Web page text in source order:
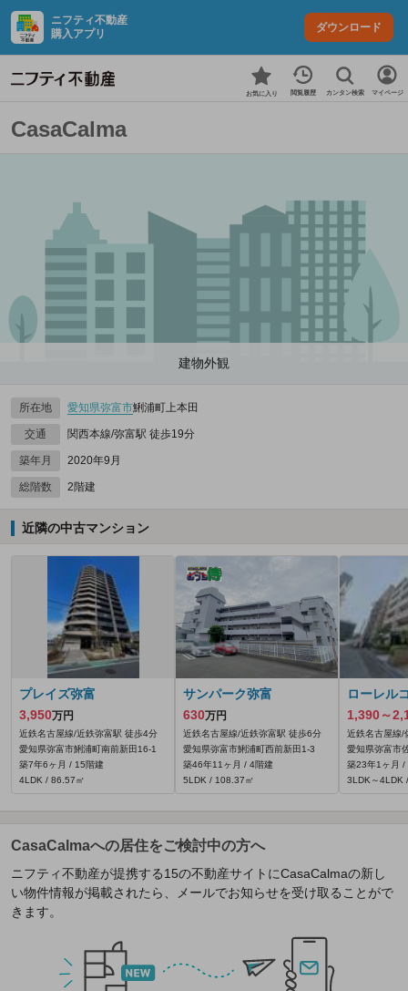
ニフティ不動産
購入アプリ
ダウンロード
お気に入り 閲覧履歴 カンタン検索 マイページ
CasaCalma
建物外観
所在地 愛知県弥富市鯏浦町上本田
交通 関西本線/弥富駅 徒歩19分
築年月 2020年9月
総階数 2階建
近隣の中古マンション
プレイズ弥富
3,950万円
近鉄名古屋線/近鉄弥富駅 徒歩4分
愛知県弥富市鯏浦町南前新田16‐1
築7年6ヶ月 / 15階建
4LDK / 86.57㎡
サンパーク弥富
630万円
近鉄名古屋線/近鉄弥富駅 徒歩6分
愛知県弥富市鯏浦町西前新田1‐3
築46年11ヶ月 / 4階建
5LDK / 108.37㎡
ローレル
1,390～
近鉄名古屋線/
愛知県弥富市
築23年1ヶ月 /
3LDK～4LDK
CasaCalmaへの居住をご検討中の方へ
ニフティ不動産が提携する15の不動産サイトにCasaCalmaの新し
い物件情報が掲載されたら、メールでお知らせを受け取ることがで
きます。